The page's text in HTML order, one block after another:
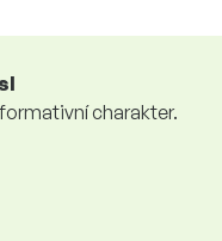
charakter.